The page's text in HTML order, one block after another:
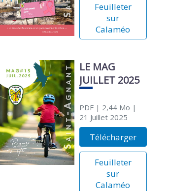
Feuilleter
sur
Calaméo
LE MAG
JUILLET 2025
PDF| 2,44 Mo |
21 Juillet 2025
Télécharger
Feuilleter
sur
Calaméo